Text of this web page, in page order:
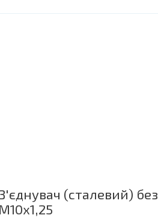
(сталевий) без